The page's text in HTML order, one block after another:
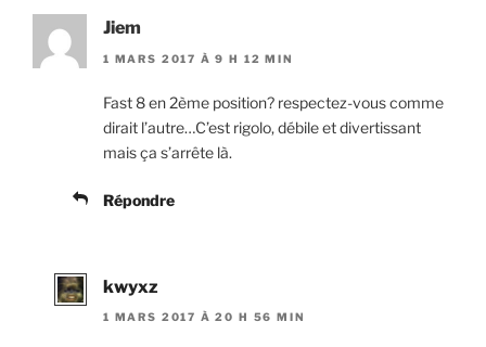
Jiem
1 MARS 2017 À 9 H 12 MIN
Fast 8 en 2ème position? respectez-vous comme
dirait l’autre…C’est rigolo, débile et divertissant
mais ça s’arrête là.
Répondre
kwyxz
1 MARS 2017 À 20 H 56 MIN